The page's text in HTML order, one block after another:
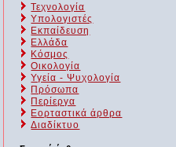
Τεχνολογία
Υπολογιστές
Εκπαίδευση
Ελλάδα
Κόσμος
Οικολογία
Υγεία - Ψυχολογία
Πρόσωπα
Περίεργα
Εορταστικά άρθρα
Διαδίκτυο